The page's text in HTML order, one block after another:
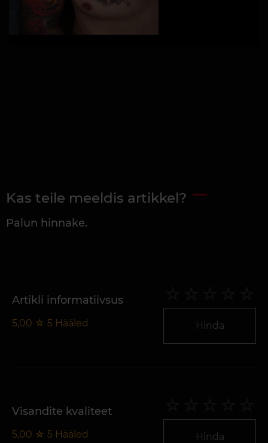
Kas teile meeldis artikkel?
Palun hinnake.
Artikli informatiivsus
5,00 ☆ 5 Hääled Hinda
Visandite kvaliteet
5,00 ☆ 5 Hääled Hinda